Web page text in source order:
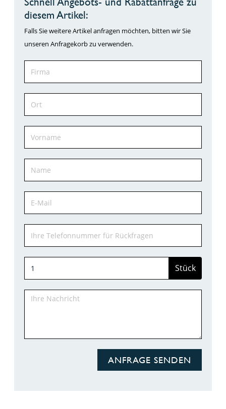
diesem Artikel:
Falls Sie weitere Artikel anfragen möchten, bitten wir Sie
unseren Anfragekorb zu verwenden.
Stück
ANFRAGE SENDEN